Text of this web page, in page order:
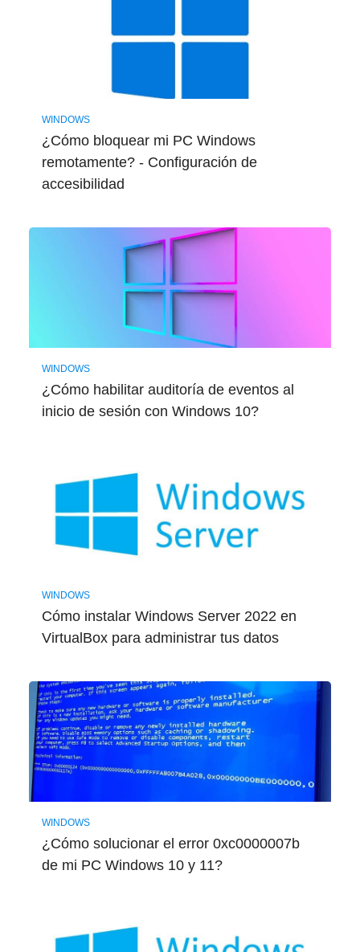
WINDOWS
¿Cómo bloquear mi PC Windows
remotamente? - Configuración de
accesibilidad
WINDOWS
¿Cómo habilitar auditoría de eventos al
inicio de sesión con Windows 10?
WINDOWS
Cómo instalar Windows Server 2022 en
VirtualBox para administrar tus datos
WINDOWS
¿Cómo solucionar el error 0xc0000007b
de mi PC Windows 10 y 11?